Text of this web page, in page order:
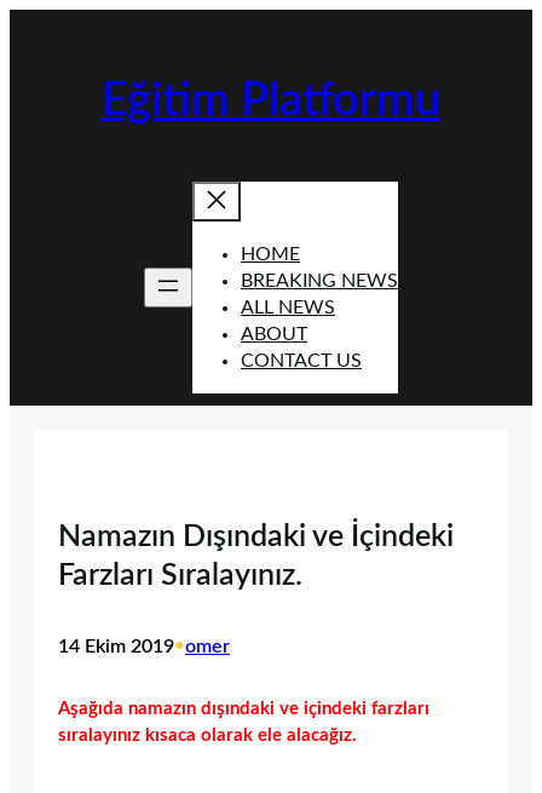
Eğitim Platformu
HOME
BREAKING NEWS
ALL NEWS
ABOUT
CONTACT US
Namazın Dışındaki ve İçindeki
Farzları Sıralayınız.
14 Ekim 2019•omer
Aşağıda namazın dışındaki ve içindeki farzları
sıralayınız kısaca olarak ele alacağız.